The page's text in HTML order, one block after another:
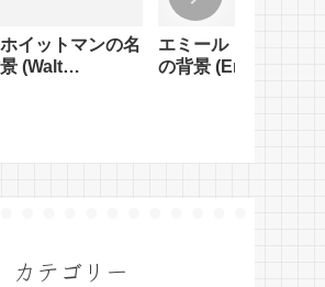
イットマンの名
(Walt
エミール・クーエの
の背景 (Emile
カテゴリー